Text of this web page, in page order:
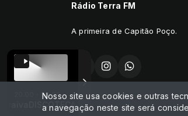
20:00 - 00:00
DISCOTECA DO SARAIVA com Edmundo
Rádio Terra FM
A primeira de Capitão Poço.
Todos os direitos reservados.
Nosso site usa cookies e outras
a navegação neste site será